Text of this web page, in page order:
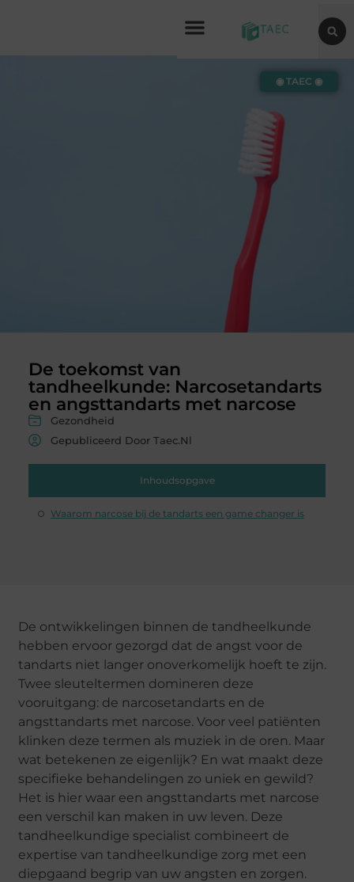
De toekomst van
tandheelkunde: Narcosetandarts
en angsttandarts met narcose
Gezondheid
Gepubliceerd Door Taec.nl
Inhoudsopgave
Waarom narcose bij de tandarts een game changer is
◉ TAEC ◉
De ontwikkelingen binnen de tandheelkunde
hebben ervoor gezorgd dat de angst voor de
tandarts niet langer onoverkomelijk hoeft te zijn.
Twee sleuteltermen domineren deze
vooruitgang: de narcosetandarts en de
angsttandarts met narcose. Voor veel patiënten
klinken deze termen als muziek in de oren. Maar
wat betekenen ze eigenlijk? En wat maakt deze
specifieke behandelingen zo uniek en gewild?
Het is hier waar een angsttandarts met narcose
een verschil kan maken in uw leven. Deze
tandheelkundige specialist combineert de
expertise van tandheelkundige zorg met een
diepgaand begrip van uw angsten en zorgen.